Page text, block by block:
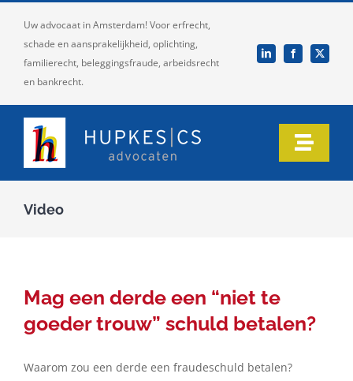
Uw advocaat in Amsterdam! Voor erfrecht,
schade en aansprakelijkheid, oplichting,
familierecht, beleggingsfraude, arbeidsrecht
en bankrecht.
Toggle
Onze expertise
Video
Mag een derde een “niet te
goeder trouw” schuld betalen?
Waarom zou een derde een fraudeschuld betalen?